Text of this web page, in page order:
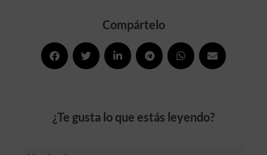
Compártelo
¿Te gusta lo que estás leyendo?